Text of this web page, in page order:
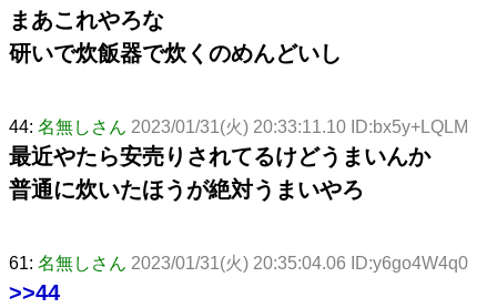
まあこれやろな
研いで炊飯器で炊くのめんどいし
44: 名無しさん 2023/01/31(火) 20:33:11.10 ID:bx5y+LQLM
最近やたら安売りされてるけどうまいんか
普通に炊いたほうが絶対うまいやろ
61: 名無しさん 2023/01/31(火) 20:35:04.06 ID:y6go4W4q0
>>44